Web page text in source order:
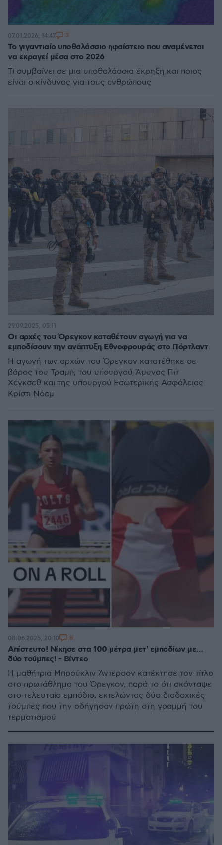
Το γιγαντιαίο υποθαλάσσιο ηφαίστειο που αναμένεται
να εκραγεί μέσα στο 2026
Τι συμβαίνει σε μια υποθαλάσσια έκρηξη και ποιος
είναι ο κίνδυνος για τους ανθρώπους
07.01.2026, 14:47 3
Οι αρχές του Όρεγκον καταθέτουν αγωγή για να
εμποδίσουν την ανάπτυξη Εθνοφρουράς στο Πόρτλαντ
Η αγωγή των αρχών του Όρεγκον κατατέθηκε σε
βάρος του Τραμπ, του υπουργού Άμυνας Πιτ
Χέγκσεθ και της υπουργού Εσωτερικής Ασφάλειας
Κρίστι Νόεμ
29.09.2025, 05:11
Απίστευτο! Νίκησε στα 100 μέτρα μετ' εμποδίων με…
δύο τούμπες! - Βίντεο
Η μαθήτρια Μπρούκλιν Άντερσον κατέκτησε τον τίτλο
στο πρωτάθλημα του Όρεγκον, παρά το ότι σκόνταψε
στο τελευταίο εμπόδιο, εκτελώντας δύο διαδοχικές
τούμπες που την οδήγησαν πρώτη στη γραμμή του
τερματισμού
08.06.2025, 20:10 8